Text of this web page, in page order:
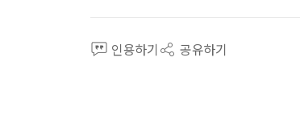
인용하기 공유하기